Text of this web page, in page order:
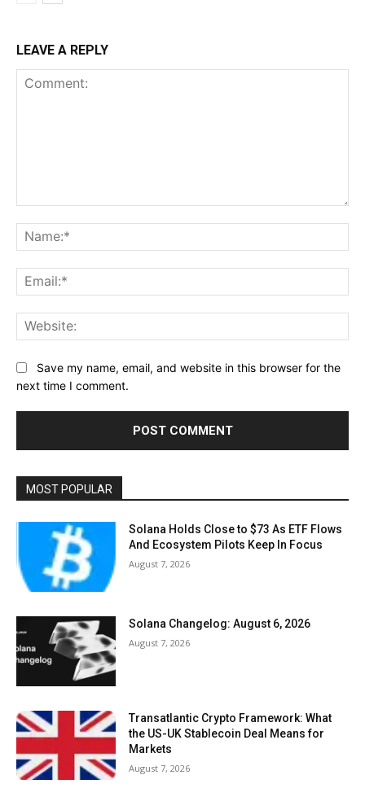
LEAVE A REPLY
Save my name, email, and website in this browser for the
next time I comment.
MOST POPULAR
Solana Holds Close to $73 As ETF Flows
And Ecosystem Pilots Keep In Focus
August 7, 2026
Solana Changelog: August 6, 2026
August 7, 2026
Transatlantic Crypto Framework: What
the US-UK Stablecoin Deal Means for
Markets
August 7, 2026